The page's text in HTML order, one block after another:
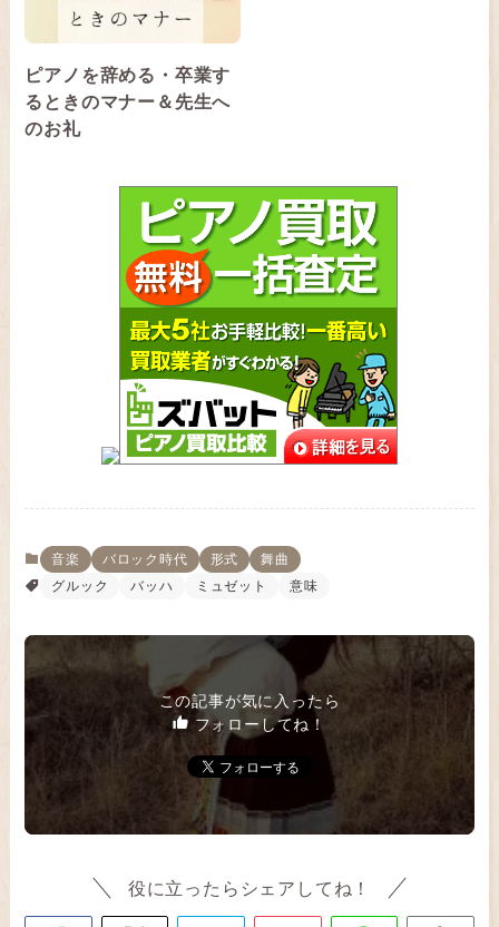
ピアノを辞める・卒業す
るときのマナー＆先生へ
のお礼
音楽 バロック時代 形式
舞曲
グルック
バッハ ミュゼット 意味
この記事が気に入ったら
フォローしてね！
役に立ったらシェアしてね！